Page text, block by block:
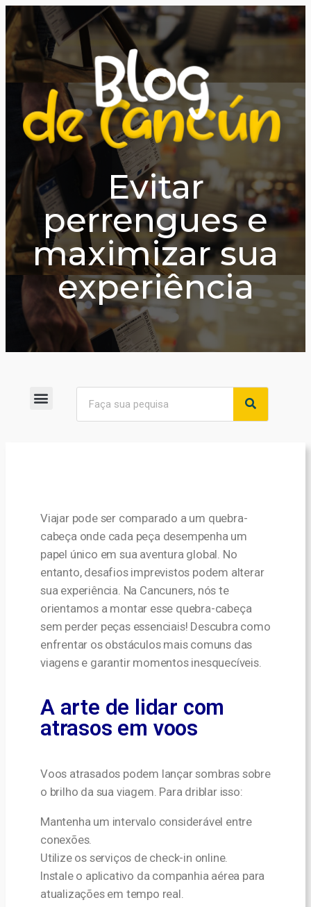
Evitar
perrengues e
maximizar sua
experiência
Viajar pode ser comparado a um quebra-
cabeça onde cada peça desempenha um
papel único em sua aventura global. No
entanto, desafios imprevistos podem alterar
sua experiência. Na Cancuners, nós te
orientamos a montar esse quebra-cabeça
sem perder peças essenciais! Descubra como
enfrentar os obstáculos mais comuns das
viagens e garantir momentos inesquecíveis.
A arte de lidar com
atrasos em voos
Voos atrasados podem lançar sombras sobre
o brilho da sua viagem. Para driblar isso:
Mantenha um intervalo considerável entre
conexões.
Utilize os serviços de check-in online.
Instale o aplicativo da companhia aérea para
atualizações em tempo real.